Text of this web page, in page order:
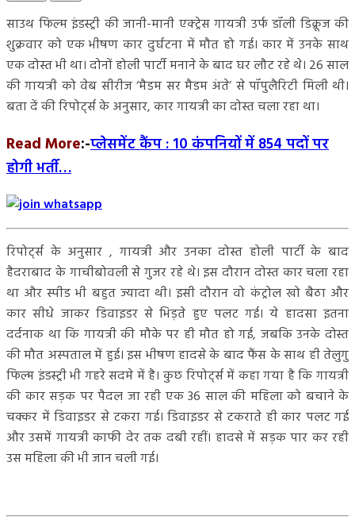
साउथ फिल्‍म इंडस्‍ट्री की जानी-मानी एक्ट्रेस गायत्री उर्फ डॉली डि‍क्रूज की
शुक्रवार को एक भीषण कार दुर्घटना में मौत हो गई। कार में उनके साथ
एक दोस्त भी था। दोनों होली पार्टी मनाने के बाद घर लौट रहे थे। 26 साल
की गायत्री को वेब सीरीज ‘मैडम सर मैडम अंते’ से पॉपुलैरिटी मिली थी।
बता दें की रिपोर्ट्स के अनुसार, कार गायत्री का दोस्त चला रहा था।
Read More:-प्लेसमेंट कैंप : 10 कंपनियों में 854 पदों पर
होगी भर्ती…
रिपोर्ट्स के अनुसार , गायत्री और उनका दोस्त होली पार्टी के बाद
हैदराबाद के गाचीबोवली से गुजर रहे थे। इस दौरान दोस्त कार चला रहा
था और स्पीड भी बहुत ज्यादा थी। इसी दौरान वो कंट्रोल खो बैठा और
कार सीधे जाकर डिवाइडर से भिड़ते हुए पलट गई। ये हादसा इतना
दर्दनाक था कि गायत्री की मौके पर ही मौत हो गई, जबकि उनके दोस्‍त
की मौत अस्पताल में हुई। इस भीषण हादसे के बाद फैंस के साथ ही तेलुगु
फिल्म इंडस्ट्री भी गहरे सदमे में है। कुछ रिपोर्ट्स में कहा गया है कि गायत्री
की कार सड़क पर पैदल जा रही एक 36 साल की महिला को बचाने के
चक्कर में डिवाइडर से टकरा गई। डिवाइडर से टकराते ही कार पलट गई
और उसमें गायत्री काफी देर तक दबी रहीं। हादसे में सड़क पार कर रही
उस महिला की भी जान चली गई।